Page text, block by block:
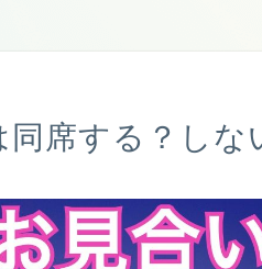
席する？しな